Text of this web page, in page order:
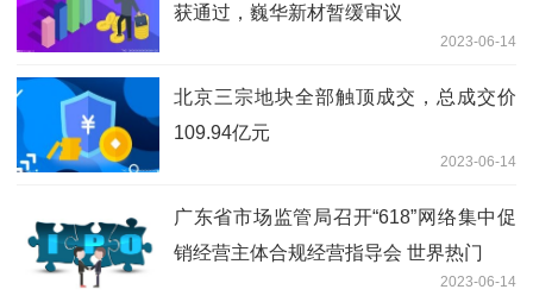
获通过，巍华新材暂缓审议
2023-06-14
北京三宗地块全部触顶成交，总成交价
109.94亿元
2023-06-14
广东省市场监管局召开“618”网络集中促
销经营主体合规经营指导会 世界热门
2023-06-14